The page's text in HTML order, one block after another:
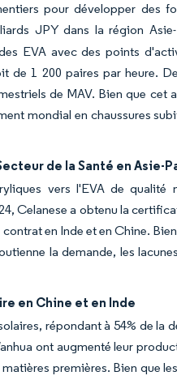
pour développer des
JPY dans la région
EVA avec des points
1 200 paires par heure.
de MAV. Bien que cet
mondial en chaussures
de la Santé en Asie-
vers l'EVA de qualité
Celanese a obtenu la
en Inde et en Chine.
la demande, les
en Chine et en Inde
répondant à 54% de la
ont augmenté leur
premières. Bien que